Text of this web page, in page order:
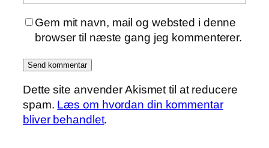
Gem mit navn, mail og websted i denne
browser til næste gang jeg kommenterer.
Dette site anvender Akismet til at reducere
spam. Læs om hvordan din kommentar
bliver behandlet.